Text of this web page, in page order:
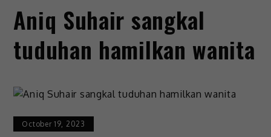
Aniq Suhair sangkal
tuduhan hamilkan wanita
October 19, 2023